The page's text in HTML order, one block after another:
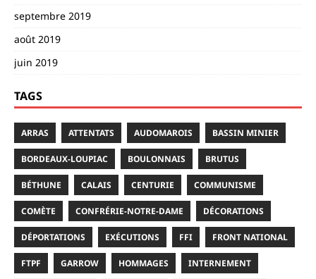
septembre 2019
août 2019
juin 2019
TAGS
ARRAS ATTENTATS AUDOMAROIS BASSIN MINIER
BORDEAUX-LOUPIAC BOULONNAIS BRUTUS
BÉTHUNE CALAIS CENTURIE COMMUNISME
COMÈTE CONFRÉRIE-NOTRE-DAME DÉCORATIONS
DÉPORTATIONS EXÉCUTIONS FFI FRONT NATIONAL
FTPF GARROW HOMMAGES INTERNEMENT